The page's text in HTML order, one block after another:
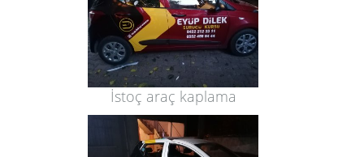
İstoç araç kaplama